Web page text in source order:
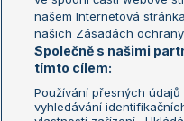
Livesport Daily
LS Prague Open
našem Internetová
našich Zásadách
Společně s našimi
tímto cílem:
Používání přesných
vyhledávání